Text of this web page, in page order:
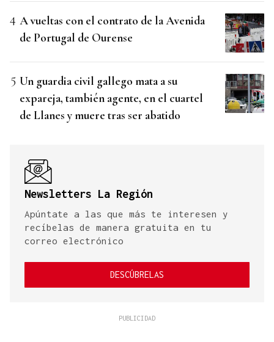
A vueltas con el contrato de la Avenida
de Portugal de Ourense
Un guardia civil gallego mata a su
expareja, también agente, en el cuartel
de Llanes y muere tras ser abatido
Newsletters La Región
Apúntate a las que más te interesen y
recíbelas de manera gratuita en tu
correo electrónico
DESCÚBRELAS